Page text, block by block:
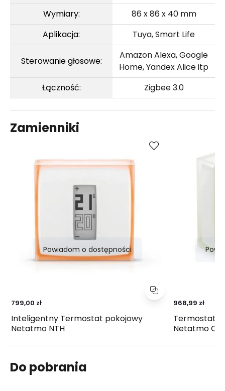
Wymiary:
86 x 86 x 40 mm
Aplikacja:
Tuya, Smart Life
Sterowanie głosowe:
Amazon Alexa, Google
Home, Yandex Alice itp
Łączność:
Zigbee 3.0
Zamienniki
Powiadom o dostępności
799,00 zł
Inteligentny Termostat pokojowy
Netatmo NTH
968,99 zł
Termostat
Netatmo
Do pobrania